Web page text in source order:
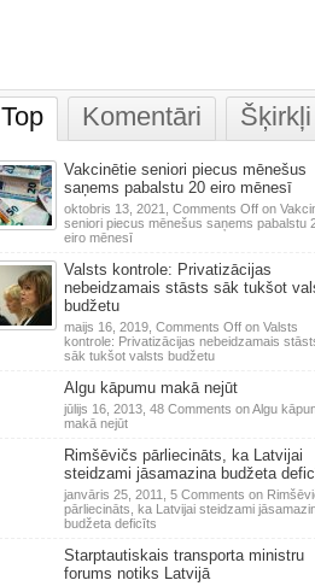
Top Komentāri Šķirkļi
Vakcinētie seniori piecus mēnešus
saņems pabalstu 20 eiro mēnesī
oktobris 13, 2021, Comments Offon
seniori piecus mēnešus saņems pabalstu
eiro mēnesī
Valsts kontrole: Privatizācijas
nebeidzamais stāsts sāk tukšot
budžetu
maijs 16, 2019, Comments Offon Valsts
kontrole: Privatizācijas nebeidzamais
sāk tukšot valsts budžetu
Algu kāpumu makā nejūt
jūlijs 16, 2013, 48 Comments on Algu
makā nejūt
Rimšēvičs pārliecināts, ka Latvijai
steidzami jāsamazina budžeta
janvāris 25, 2011, 5 Comments on
pārliecināts, ka Latvijai steidzami
budžeta deficīts
Starptautiskais transporta ministru
forums notiks Latvijā